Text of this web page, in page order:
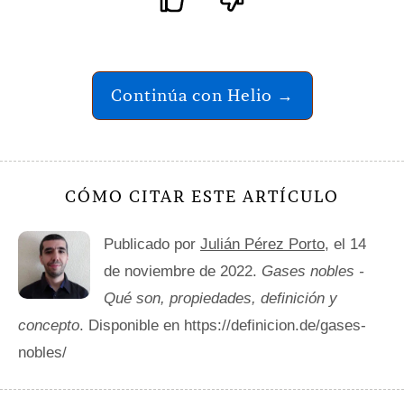
Continúa con Helio →
CÓMO CITAR ESTE ARTÍCULO
Publicado por Julián Pérez Porto, el 14
de noviembre de 2022. Gases nobles -
Qué son, propiedades, definición y
concepto. Disponible en https://definicion.de/gases-
nobles/